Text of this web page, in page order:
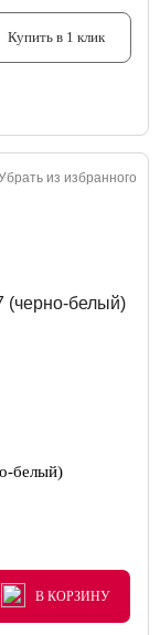
Купить в 1 клик
из избранного
белый)
В КОРЗИНУ
В КОРЗИНУ
В КОРЗИНУ